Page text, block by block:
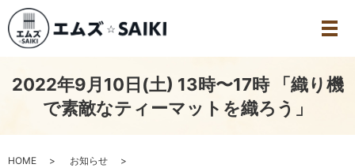
2022年9月10日(土) 13時〜17時 「織り機
で素敵なティーマットを織ろう」
HOME
お知らせ